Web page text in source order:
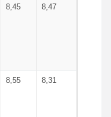
8,45 8,47
8,55 8,31